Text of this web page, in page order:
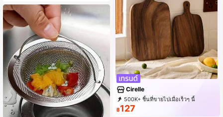
บมันฝรั่ง, แครอท, แตงกวา และวัตถุดิบ
อื่นๆ, เครื่องหั่นที่มีประสิทธิภาพ, การออ
กแบบที่กะทัดรัด, ทางเลือกที่เหมาะสม
สำหรับแม่ที่ยุ่ง, อุปกรณ์ครัว, อุปกรณ์เส
ริมครัว, เครื่องขูดชีส, เครื่องหั่นผักครัว,
เครื่องตัดหลายฟังก์ชันครัว, เครื่องหั่นผั
ก, เครื่องขูดผัก, อุปกรณ์ครัว
เหลือแค่10ชิ้น
Cirelle
500K+ ชิ้นที่ขายไปเมื่อเร็วๆ นี้
99K+ ซื้อซ้ำ
฿127